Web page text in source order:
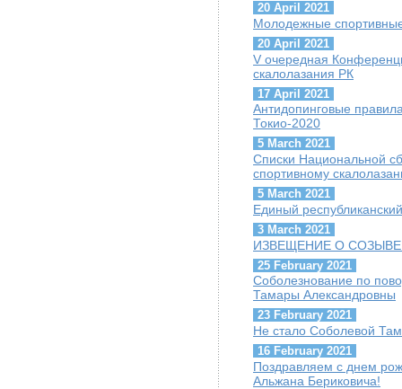
20 April 2021
Молодежные
20 April 2021
V очередная
скалолазания РК
17 April 2021
Антидопинговые
Токио-2020
5 March 2021
Списки Национальной
спортивному
5 March 2021
Единый
3 March 2021
ИЗВЕЩЕНИЕ О
25 February 2021
Соболезнование по
Тамары Александровны
23 February 2021
Не стало Соболевой
16 February 2021
Поздравляем с днем
Альжана Бериковича!